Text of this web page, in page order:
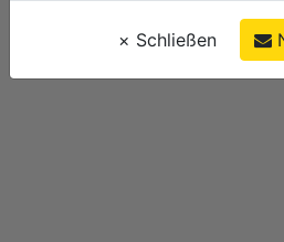
× Schließen